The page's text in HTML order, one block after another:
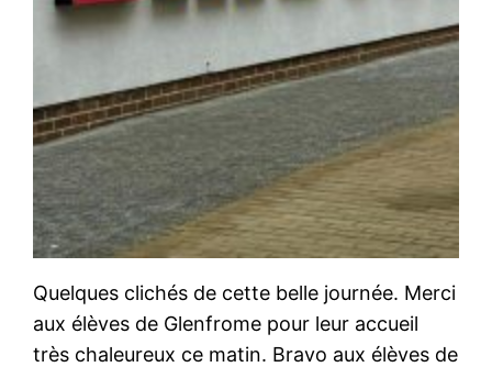
Quelques clichés de cette belle journée. Merci
aux élèves de Glenfrome pour leur accueil
très chaleureux ce matin. Bravo aux élèves de